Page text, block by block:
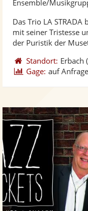
Ensemble/
Das Trio LA
mit seiner Tristesse
der Puristik der
Standort: Erbach
Gage: auf Anfrage